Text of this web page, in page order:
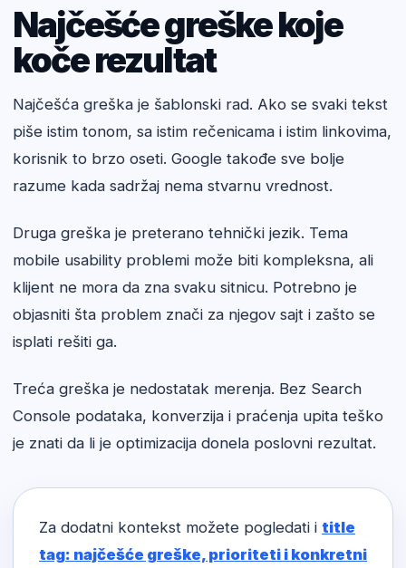
Najčešće greške koje
koče rezultat
Najčešća greška je šablonski rad. Ako se svaki tekst
piše istim tonom, sa istim rečenicama i istim linkovima,
korisnik to brzo oseti. Google takođe sve bolje
razume kada sadržaj nema stvarnu vrednost.
Druga greška je preterano tehnički jezik. Tema
mobile usability problemi može biti kompleksna, ali
klijent ne mora da zna svaku sitnicu. Potrebno je
objasniti šta problem znači za njegov sajt i zašto se
isplati rešiti ga.
Treća greška je nedostatak merenja. Bez Search
Console podataka, konverzija i praćenja upita teško
je znati da li je optimizacija donela poslovni rezultat.
Za dodatni kontekst možete pogledati i title
tag: najčešće greške, prioriteti i konkretni